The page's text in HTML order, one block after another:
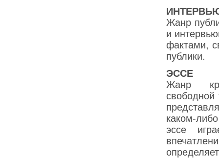
Жанр
и
фактами,
публики.
ЭССЕ
Жанр
свободной
каком-
эссе